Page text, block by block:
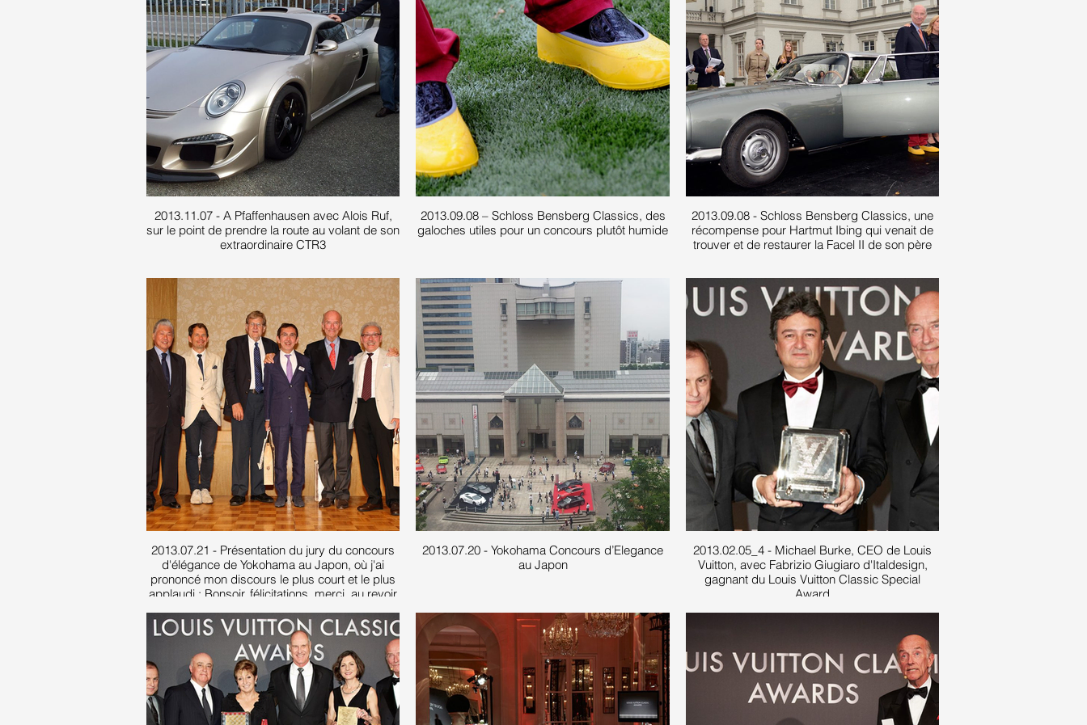
2013.11.07 - A Pfaffenhausen avec Alois Ruf,
sur le point de prendre la route au volant de son
extraordinaire CTR3
2013.09.08 – Schloss Bensberg Classics, des
galoches utiles pour un concours plutôt humide
2013.09.08 - Schloss Bensberg Classics, une
récompense pour Hartmut Ibing qui venait de
trouver et de restaurer la Facel II de son père
2013.07.21 - Présentation du jury du concours
d'élégance de Yokohama au Japon, où j'ai
prononcé mon discours le plus court et le plus
applaudi : Bonsoir, félicitations, merci, au revoir
2013.07.20 - Yokohama Concours d’Elegance
au Japon
2013.02.05_4 - Michael Burke, CEO de Louis
Vuitton, avec Fabrizio Giugiaro d'Italdesign,
gagnant du Louis Vuitton Classic Special
Award